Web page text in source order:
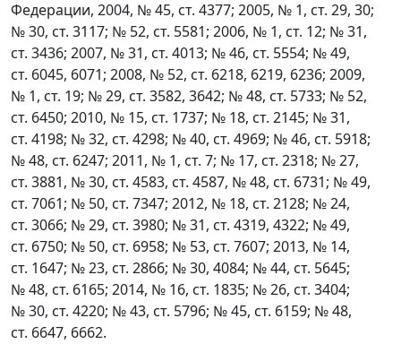
Федерации, 2004, № 45, ст. 4377; 2005, № 1, ст. 29, 30;
№ 30, ст. 3117; № 52, ст. 5581; 2006, № 1, ст. 12; № 31,
ст. 3436; 2007, № 31, ст. 4013; № 46, ст. 5554; № 49,
ст. 6045, 6071; 2008, № 52, ст. 6218, 6219, 6236; 2009,
№ 1, ст. 19; № 29, ст. 3582, 3642; № 48, ст. 5733; № 52,
ст. 6450; 2010, № 15, ст. 1737; № 18, ст. 2145; № 31,
ст. 4198; № 32, ст. 4298; № 40, ст. 4969; № 46, ст. 5918;
№ 48, ст. 6247; 2011, № 1, ст. 7; № 17, ст. 2318; № 27,
ст. 3881, № 30, ст. 4583, ст. 4587, № 48, ст. 6731; № 49,
ст. 7061; № 50, ст. 7347; 2012, № 18, ст. 2128; № 24,
ст. 3066; № 29, ст. 3980; № 31, ст. 4319, 4322; № 49,
ст. 6750; № 50, ст. 6958; № 53, ст. 7607; 2013, № 14,
ст. 1647; № 23, ст. 2866; № 30, 4084; № 44, ст. 5645;
№ 48, ст. 6165; 2014, № 16, ст. 1835; № 26, ст. 3404;
№ 30, ст. 4220; № 43, ст. 5796; № 45, ст. 6159; № 48,
ст. 6647, 6662.